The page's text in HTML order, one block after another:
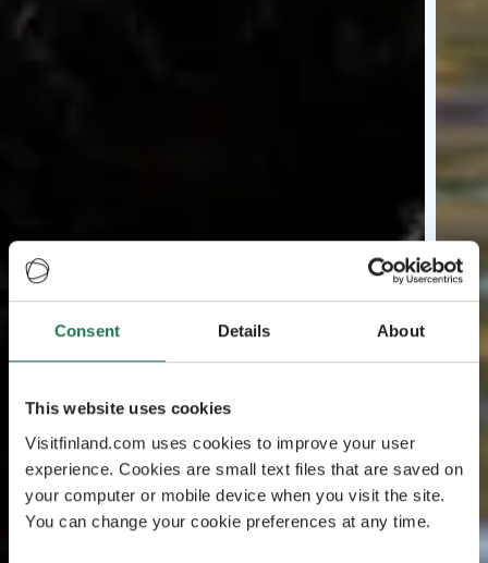
Consent Details About
This website uses cookies
Visitfinland.com uses cookies to improve your user
experience. Cookies are small text files that are saved on
your computer or mobile device when you visit the site.
You can change your cookie preferences at any time.